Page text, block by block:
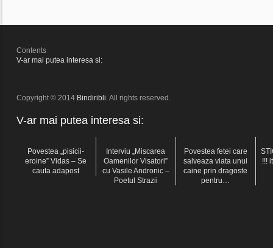
Contents
V-ar mai putea interesa si:
Copyright © 2014 Bindiribli . All rights reserved.
V-ar mai putea interesa si:
Povestea „pisicii-
eroine” Vidas – Se
cauta adapost
Interviu „Miscarea
Oamenilor Visatori”
cu Vasile Andronic –
Poetul Strazii
Povestea fetei care
salveaza viata unui
caine prin dragoste
pentru…
!!!